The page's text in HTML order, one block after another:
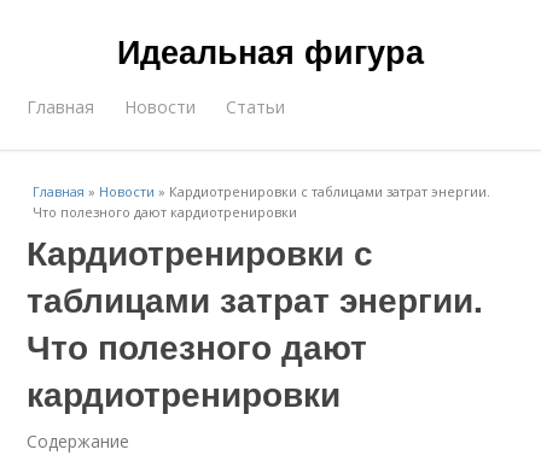
Идеальная фигура
Главная Новости Статьи
Главная » Новости » Кардиотренировки с таблицами затрат энергии.
Что полезного дают кардиотренировки
Кардиотренировки с
таблицами затрат энергии.
Что полезного дают
кардиотренировки
Содержание